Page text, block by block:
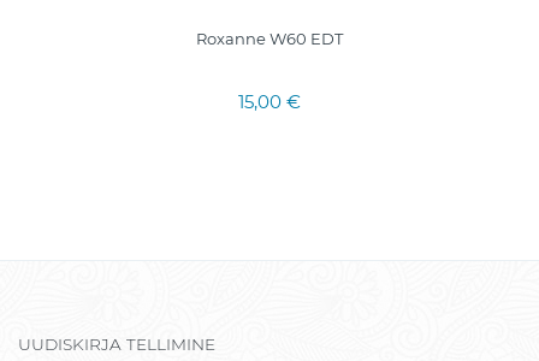
Roxanne W60 EDT
15,00 €
UUDISKIRJA TELLIMINE